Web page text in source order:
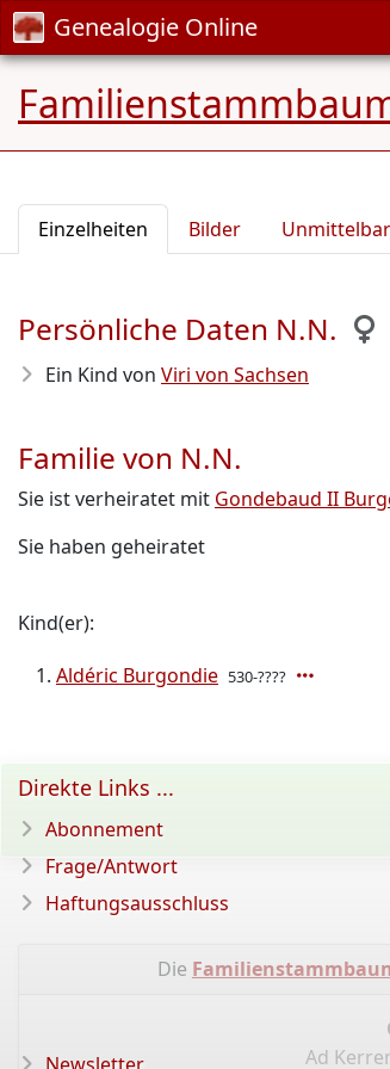
Genealogie Online
Einzelheiten Bilder
Persönliche Daten N.N.
Ein Kind von Viri von Sachsen
Familie von N.N.
Sie ist verheiratet mit Gondebaud II
Sie haben geheiratet
Kind(er):
Aldéric Burgondie 530-????
Die
Ad
Direkte Links ...
Abonnement
Frage/Antwort
Haftungsausschluss